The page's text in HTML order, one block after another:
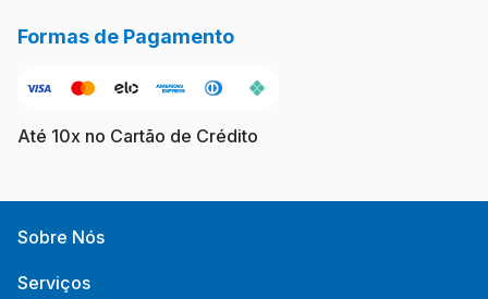
Formas de Pagamento
Até 10x no Cartão de Crédito
Sobre Nós
Serviços